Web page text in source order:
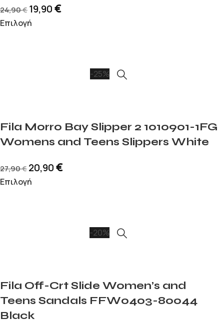
24,90€ 19,90€
Επιλογή
-25%
Fila Morro Bay Slipper 2 1010901-1FG
Womens and Teens Slippers White
27,90€ 20,90€
Επιλογή
-20%
Fila Off-Crt Slide Women’s and
Teens Sandals FFW0403-80044
Black